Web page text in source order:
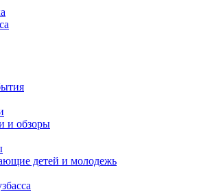
и обзоры
детей и молодежь